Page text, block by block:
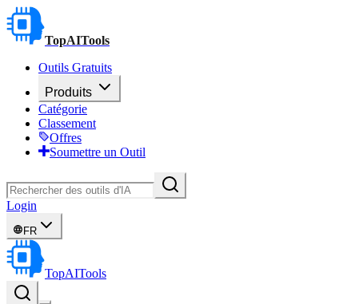
TopAITools
Outils Gratuits
Produits
Catégorie
Classement
Offres
Soumettre un Outil
Login
FR
TopAITools